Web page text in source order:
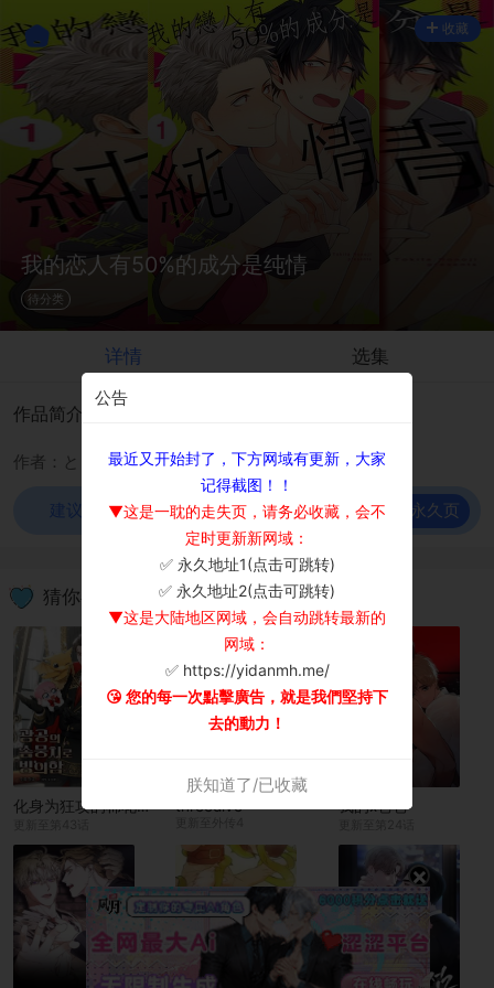
我的恋人有50%的成分是纯情
待分类
收藏
详情 选集
作品简介
作者：ときたほのじ
建议使用谷歌浏览器观看！ 前往永久页
猜你喜欢
化身为狂攻的棉花团子 threedive 我的x爸爸
公告
最近又开始封了，下方网域有更新，大家
记得截图！！
▼这是一耽的走失页，请务必收藏，会不
定时更新新网域：
✅ 永久地址1(点击可跳转)
✅ 永久地址2(点击可跳转)
▼这是大陆地区网域，会自动跳转最新的
网域：
✅ https://yidanmh.me/
😘 您的每一次點擊廣告，就是我們堅持下
去的動力！
朕知道了/已收藏
×